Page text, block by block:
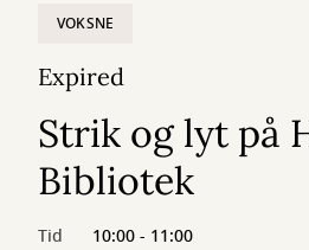
VOKSNE
Expired
Strik og lyt på
Bibliotek
Tid
10:00 - 11:00